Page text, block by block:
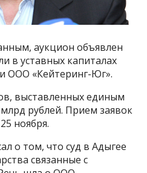
аукцион объявлен
в уставных капиталах
ООО «Кейтеринг-Юг».
выставленных единым
рублей. Прием заявок
ноября.
о том, что суд в Адыгее
связанные с